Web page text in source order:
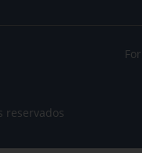
reservados